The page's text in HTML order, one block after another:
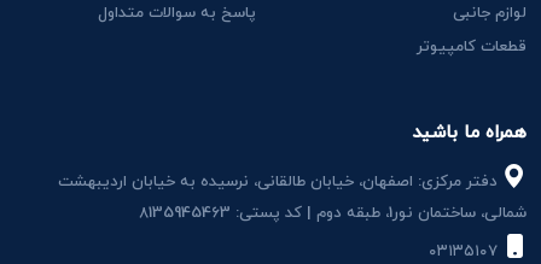
همراه ما باشید
دفتر مرکزی: اصفهان، خیابان طالقانی، نرسیده به خیابان اردیبهشت
شمالی، ساختمان نور1، طبقه دوم | کد پستی: 8135945463
لوازم جانبی
قطعات کامپیوتر
پاسخ به سوالات متداول